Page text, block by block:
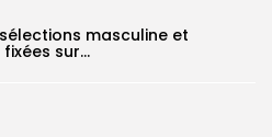
masculine et
sur...